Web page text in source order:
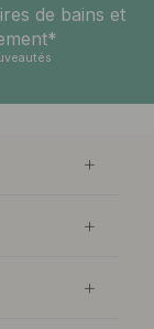
de bains et